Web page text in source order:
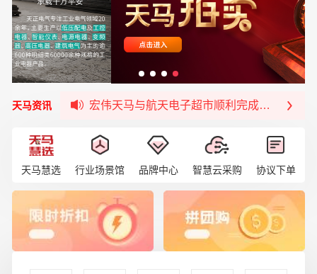
天马资讯
宏伟天马与航天电子超市顺利完成对接！
签约喜讯 | 宏伟与中铝集团成功签约！
福清核电—WD-40产品交流会圆满结束
宏伟天马与网易严选达成品牌合作
天马慧选 行业场景馆 品牌中心 智慧云采购 协议下单